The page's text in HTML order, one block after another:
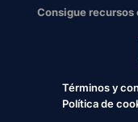
Consigue
Términos y
Política de